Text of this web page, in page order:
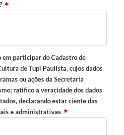
participar do Cadastro de
de Tupi Paulista, cujos dados
ou ações da Secretaria
ratifico a veracidade dos dados
declarando estar ciente das
e administrativas